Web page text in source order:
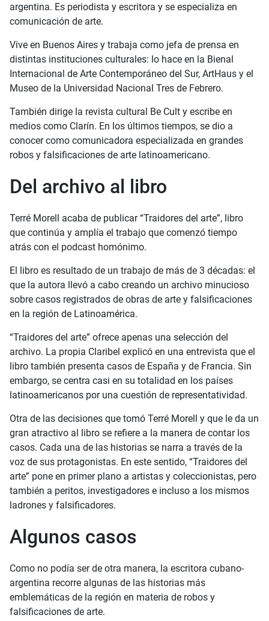
argentina. Es periodista y escritora y se especializa en
comunicación de arte.
Vive en Buenos Aires y trabaja como jefa de prensa en
distintas instituciones culturales: lo hace en la Bienal
Internacional de Arte Contemporáneo del Sur, ArtHaus y el
Museo de la Universidad Nacional Tres de Febrero.
También dirige la revista cultural Be Cult y escribe en
medios como Clarín. En los últimos tiempos, se dio a
conocer como comunicadora especializada en grandes
robos y falsificaciones de arte latinoamericano.
Del archivo al libro
Terré Morell acaba de publicar “Traidores del arte”, libro
que continúa y amplía el trabajo que comenzó tiempo
atrás con el podcast homónimo.
El libro es resultado de un trabajo de más de 3 décadas: el
que la autora llevó a cabo creando un archivo minucioso
sobre casos registrados de obras de arte y falsificaciones
en la región de Latinoamérica.
“Traidores del arte” ofrece apenas una selección del
archivo. La propia Claribel explicó en una entrevista que el
libro también presenta casos de España y de Francia. Sin
embargo, se centra casi en su totalidad en los países
latinoamericanos por una cuestión de representatividad.
Otra de las decisiones que tomó Terré Morell y que le da un
gran atractivo al libro se refiere a la manera de contar los
casos. Cada una de las historias se narra a través de la
voz de sus protagonistas. En este sentido, “Traidores del
arte” pone en primer plano a artistas y coleccionistas, pero
también a peritos, investigadores e incluso a los mismos
ladrones y falsificadores.
Algunos casos
Como no podía ser de otra manera, la escritora cubano-
argentina recorre algunas de las historias más
emblemáticas de la región en materia de robos y
falsificaciones de arte.